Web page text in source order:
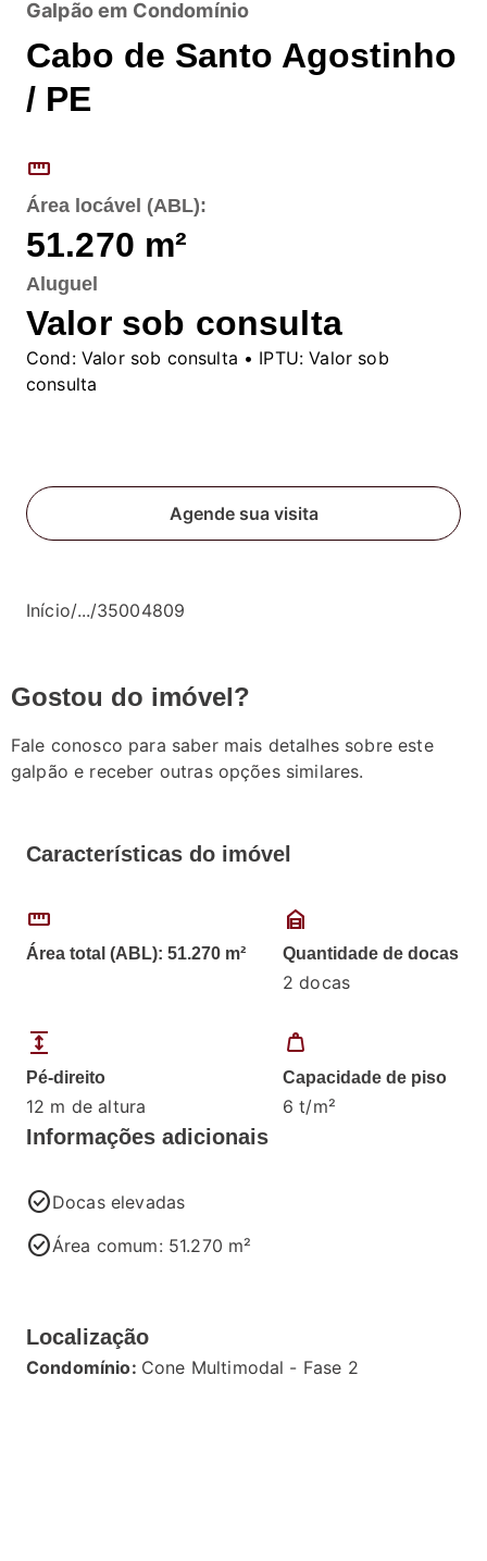
Galpão em Condomínio
Cabo de Santo Agostinho
/ PE
straighten
Área locável (ABL):
51.270 m²
Aluguel
Valor sob consulta
Cond:Valor sob consulta • IPTU: Valor sob
consulta
Agende sua visita
Início/.../35004809
Gostou do imóvel?
Fale conosco para saber mais detalhes sobre este
galpão e receber outras opções similares.
Características do imóvel
straighten
Área total (ABL): 51.270 m²
garage_home
Quantidade de docas
2 docas
expand
Pé-direito
12 m de altura
weight
Capacidade de piso
6 t/m²
Informações adicionais
check_circleDocas elevadas
check_circleÁrea comum: 51.270 m²
Localização
Condomínio: Cone Multimodal - Fase 2